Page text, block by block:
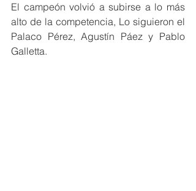
El campeón volvió a subirse a lo más
alto de la competencia, Lo siguieron el
Palaco Pérez, Agustín Páez y Pablo
Galletta.